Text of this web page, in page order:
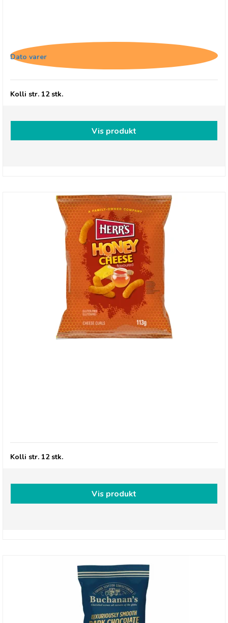
Dato varer
Kolli str. 12 stk.
Vis produkt
Kolli str. 12 stk.
Vis produkt